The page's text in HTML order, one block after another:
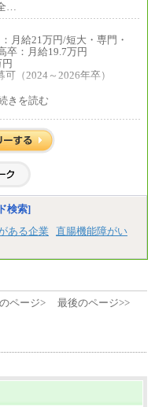
…
月給21万円/短大・専門・
卒：月給19.7万円
（2024～2026年卒）
円
きを読む
検索]
ある企業
直腸機能障がい
ページ> 最後のページ>>